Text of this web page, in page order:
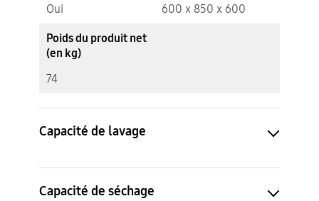
Oui
600 x 850 x 600
Poids du produit net
(en kg)
74
Capacité de lavage
Capacité de séchage